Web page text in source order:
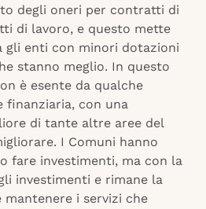
degli oneri per contratti di
di lavoro, e questo mette
gli enti con minori dotazioni
stanno meglio. In questo
è esente da qualche
finanziaria, con una
di tante altre aree del
I Comuni hanno
fare investimenti, ma con la
investimenti e rimane la
mantenere i servizi che